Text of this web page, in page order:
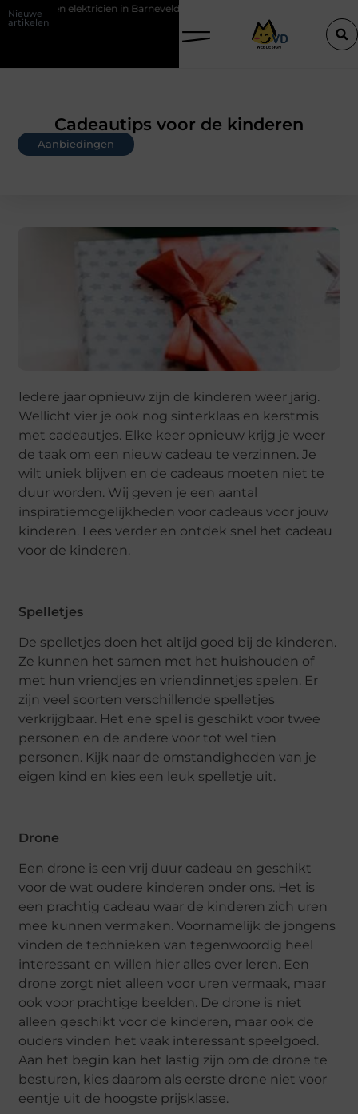
Nieuwe
artikelen
in Barneveld De Perfecte Gids voor Vloerbedekking in
Cadeautips voor de kinderen
Aanbiedingen
Iedere jaar opnieuw zijn de kinderen weer jarig.
Wellicht vier je ook nog sinterklaas en kerstmis
met cadeautjes. Elke keer opnieuw krijg je weer
de taak om een nieuw cadeau te verzinnen. Je
wilt uniek blijven en de cadeaus moeten niet te
duur worden. Wij geven je een aantal
inspiratiemogelijkheden voor cadeaus voor jouw
kinderen. Lees verder en ontdek snel het cadeau
voor de kinderen.
Spelletjes
De spelletjes doen het altijd goed bij de kinderen.
Ze kunnen het samen met het huishouden of
met hun vriendjes en vriendinnetjes spelen. Er
zijn veel soorten verschillende spelletjes
verkrijgbaar. Het ene spel is geschikt voor twee
personen en de andere voor tot wel tien
personen. Kijk naar de omstandigheden van je
eigen kind en kies een leuk spelletje uit.
Drone
Een drone is een vrij duur cadeau en geschikt
voor de wat oudere kinderen onder ons. Het is
een prachtig cadeau waar de kinderen zich uren
mee kunnen vermaken. Voornamelijk de jongens
vinden de technieken van tegenwoordig heel
interessant en willen hier alles over leren. Een
drone zorgt niet alleen voor uren vermaak, maar
ook voor prachtige beelden. De drone is niet
alleen geschikt voor de kinderen, maar ook de
ouders vinden het vaak interessant speelgoed.
Aan het begin kan het lastig zijn om de drone te
besturen, kies daarom als eerste drone niet voor
eentje uit de hoogste prijsklasse.